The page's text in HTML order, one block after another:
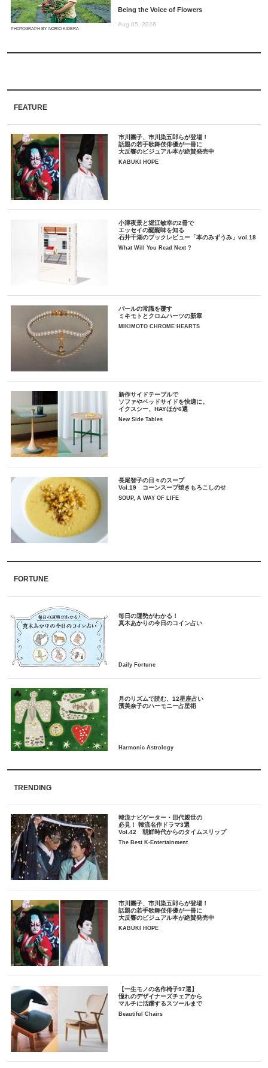
PHOTOGRAPH BY NORIO KIDERA
Being the Voice of Flowers
Aug 05, 2026
FEATURE
市川團子、市川染五郎らが登場！
話題の若手歌舞伎俳優が一冊に
大反響のビジュアル本が絶賛発売中
KABUKI HOPE
小津夜景と堀江敏幸の2冊で
エッセイの醍醐味を知る
石井千湖のブックレビュー「本のみずうみ」vol.18
What Will You Read Next ?
パールの常識を覆す
ミキモトとクロムハーツの新章
MIKIMOTO CHROME HEARTS
新作サイドテーブルで
ソファやベッドサイドを快適に。
イクスシー、HAYほか6選
New Side Tables
長尾智子の日々のスープ
Vol.19 コーンスープ焼きもろこしのせ
SOUP, A WAY OF LIFE
FORTUNE
毎日の運勢がわかる！
月のリズムで読む、12星座占い
TRENDING
韓流ナビゲーター・田代親世の
必見！ 韓流名作ドラマ3選
Vol.42 朝鮮時代からのタイムスリップ
The Best K-Entertainment
市川團子、市川染五郎らが登場！
話題の若手歌舞伎俳優が一冊に
大反響のビジュアル本が絶賛発売中
KABUKI HOPE
【一生モノの名作椅子97選】
憧れのデザイナーズチェアから
マルチに活躍するスツールまで
Beautiful Chairs